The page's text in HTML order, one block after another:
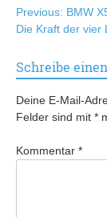
Previous: BMW
Die Kraft der vier
Schreibe
Deine E-Mail-
Felder sind mit *
Kommentar *